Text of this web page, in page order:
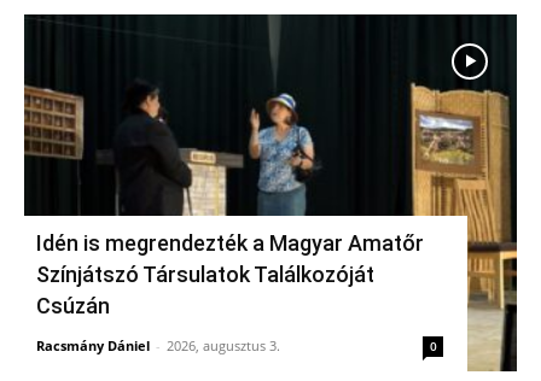
Idén is megrendezték a Magyar Amatőr
Színjátszó Társulatok Találkozóját
Csúzán
Racsmány Dániel - 2026, augusztus 3. 0